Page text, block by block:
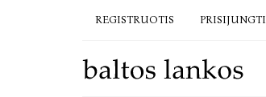
REGISTRUOTIS PRISIJUNGTI